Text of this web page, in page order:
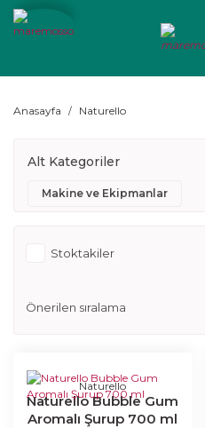
Anasayfa Naturello
Alt Kategoriler
Makine ve Ekipmanlar
Stoktakiler
Naturello
Naturello Bubble Gum
Aromalı Şurup 700 ml